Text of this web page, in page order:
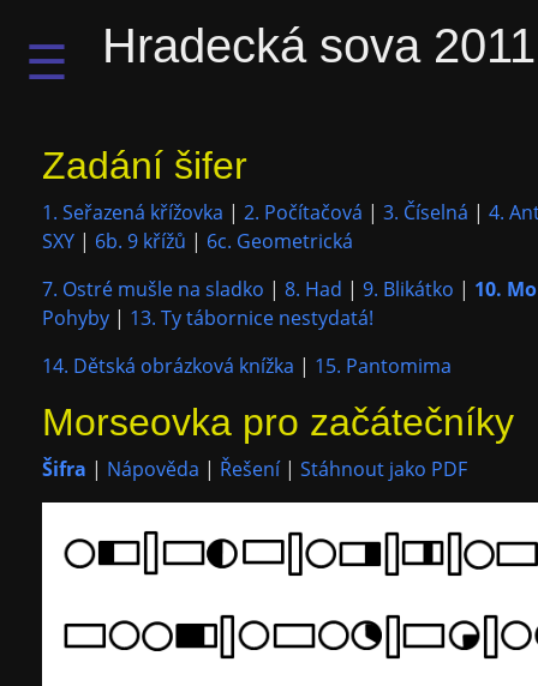
☰ Hradecká sova 2011
Zadání šifer
1. Seřazená křížovka | 2. Počítačová | 3. Číselná | 4.
SXY | 6b. 9 křížů | 6c. Geometrická
7. Ostré mušle na sladko | 8. Had | 9. Blikátko | 10.
Pohyby | 13. Ty tábornice nestydatá!
14. Dětská obrázková knížka | 15. Pantomima
Morseovka pro začátečníky
Šifra | Nápověda | Řešení| Stáhnout jako PDF